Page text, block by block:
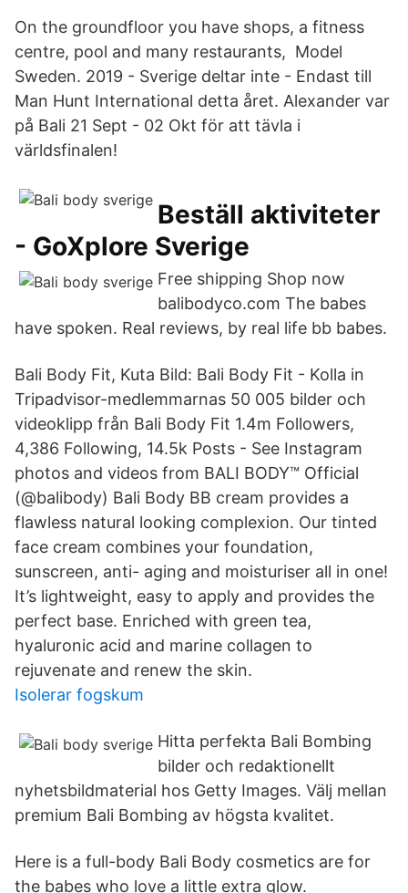
On the groundfloor you have shops, a fitness
centre, pool and many restaurants, Model
Sweden. 2019 - Sverige deltar inte - Endast till
Man Hunt International detta året. Alexander var
på Bali 21 Sept - 02 Okt för att tävla i
världsfinalen!
Beställ aktiviteter
- GoXplore Sverige
Free shipping Shop now
balibodyco.com The babes
have spoken. Real reviews, by real life bb babes.
Bali Body Fit, Kuta Bild: Bali Body Fit - Kolla in
Tripadvisor-medlemmarnas 50 005 bilder och
videoklipp från Bali Body Fit 1.4m Followers,
4,386 Following, 14.5k Posts - See Instagram
photos and videos from BALI BODY™ Official
(@balibody) Bali Body BB cream provides a
flawless natural looking complexion. Our tinted
face cream combines your foundation,
sunscreen, anti- aging and moisturiser all in one!
It’s lightweight, easy to apply and provides the
perfect base. Enriched with green tea,
hyaluronic acid and marine collagen to
rejuvenate and renew the skin.
Isolerar fogskum
Hitta perfekta Bali Bombing
bilder och redaktionellt
nyhetsbildmaterial hos Getty Images. Välj mellan
premium Bali Bombing av högsta kvalitet.
Here is a full-body Bali Body cosmetics are for
the babes who love a little extra glow.